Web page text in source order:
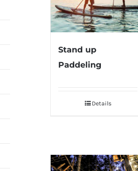
Stand up
Paddeling
Details